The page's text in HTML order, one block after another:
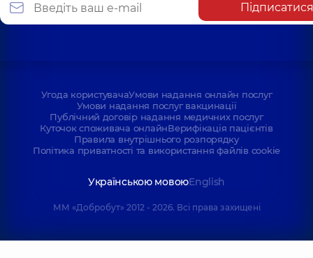
Підписатися
Угода користувачаУмови надання онлайн послуг
Умови надання послуг вакцинації
Публічний договір надання медичних послуг
Куточок споживача онлайнВерифікація пацієнтів
Правила внутрішнього розпорядку
Політика приватності та використання файлів cookie
Українською мовоюEnglish
ММ «Добробут» 2012 - 2026. Всі права захищені